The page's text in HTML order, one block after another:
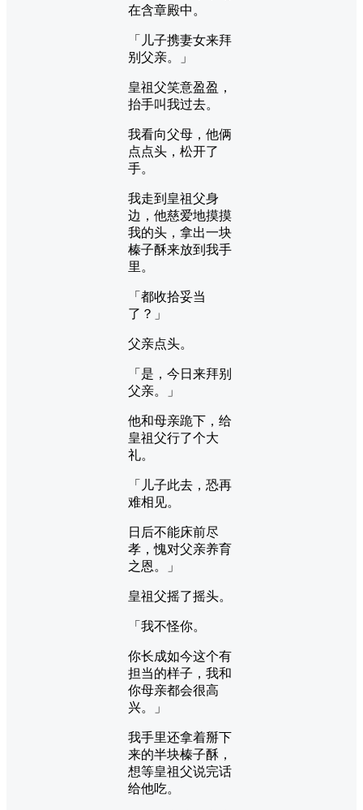
在含章殿中。
「儿子携妻女来拜
别父亲。」
皇祖父笑意盈盈，
抬手叫我过去。
我看向父母，他俩
点点头，松开了
手。
我走到皇祖父身
边，他慈爱地摸摸
我的头，拿出一块
榛子酥来放到我手
里。
「都收拾妥当
了？」
父亲点头。
「是，今日来拜别
父亲。」
他和母亲跪下，给
皇祖父行了个大
礼。
「儿子此去，恐再
难相见。
日后不能床前尽
孝，愧对父亲养育
之恩。」
皇祖父摇了摇头。
「我不怪你。
你长成如今这个有
担当的样子，我和
你母亲都会很高
兴。」
我手里还拿着掰下
来的半块榛子酥，
想等皇祖父说完话
给他吃。